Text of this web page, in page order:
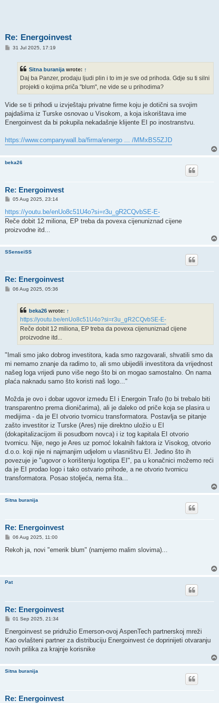
Re: Energoinvest
P31 Jul 2025, 17:19
Sitna buranijawrote: ↑
Daj ba Panzer, prodaju ljudi plin i to im je sve od prihoda. Gdje su ti silni
projekti o kojima priča "blum", ne vide se u prihodima?
Vide se ti prihodi u izvještaju privatne firme koju je dotični sa svojim
pajdašima iz Turske osnovao u Visokom, a koja iskorištava ime
Energoinvest da bi pokupila nekadašnje klijente EI po inostranstvu.
https://www.companywall.ba/firma/energo ... /MMxBS5ZJD
beka26
Re: Energoinvest
P
s
t
05 Aug 2025, 23:14
https://youtu.be/enUo8c51U4o?si=r3u_gR2CQvbSE-E-
Reče dobit 12 miliona, EP treba da povexa cijenuniznad cijene
proizvodne itd...
SSenseiSS
Re: Energoinvest
P06 Aug 2025, 05:36
beka26 wrote: ↑
https://youtu.be/enUo8c51U4o?si=r3u_gR2CQvbSE-E-
Reče dobit 12 miliona, EP treba da povexa cijenuniznad cijene
proizvodne itd...
"Imali smo jako dobrog investitora, kada smo razgovarali, shvatili smo da
mi nemamo znanje da radimo to, ali smo ubijedili investitora da vrijednost
našeg loga vrijedi puno više nego što bi on mogao samostalno. On nama
plaća naknadu samo što koristi naš logo..."
Možda je ovo i dobar ugovor između EI i Energoin Trafo (to bi trebalo biti
transparentno prema dioničarima), ali je daleko od priče koja se plasira u
medijima - da je EI otvorio tvornicu transformatora. Postavlja se pitanje
zašto investitor iz Turske (Ares) nije direktno uložio u EI
(dokapitalizacijom ili posudbom novca) i iz tog kapitala EI otvorio
tvornicu. Nije, nego je Ares uz pomoć lokalnih faktora iz Visokog, otvorio
d.o.o. koji nije ni najmanjim udjelom u vlasništvu EI. Jedino što ih
povezuje je "ugovor o korištenju logotipa EI", pa u konačnici možemo reći
da je EI prodao logo i tako ostvario prihode, a ne otvorio tvornicu
transformatora. Posao stoljeća, nema šta...
Sitna buranija
Re: Energoinvest
P
s
06 Aug 2025, 11:00
Rekoh ja, novi "emerik blum" (namjerno malim slovima)...
Pat
Re: Energoinvest
P
s
01 Sep 2025, 21:34
Energoinvest se pridružio Emerson-ovoj AspenTech partnerskoj mreži
Kao ovlašteni partner za distribuciju Energoinvest će doprinijeti otvaranju
novih prilika za krajnje korisnike
Sitna buranija
Re: Energoinvest